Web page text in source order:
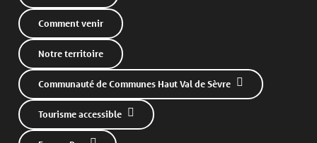
Comment venir
Notre territoire
Communauté de Communes Haut Val de Sèvre
Tourisme accessible